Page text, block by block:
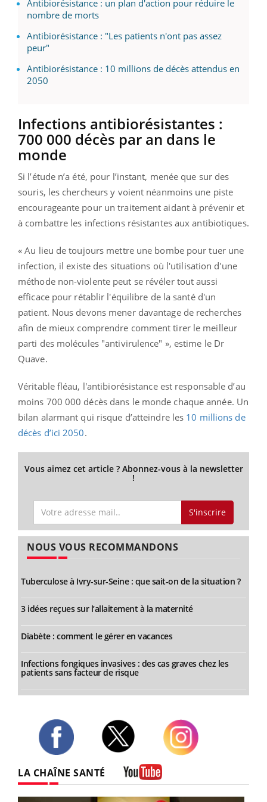
Antibiorésistance : un plan d'action pour réduire le
nombre de morts
Antibiorésistance : "Les patients n'ont pas assez
peur"
Antibiorésistance : 10 millions de décès attendus en
2050
Infections antibiorésistantes :
700 000 décès par an dans le
monde
Si l’étude n’a été, pour l’instant, menée que sur des
souris, les chercheurs y voient néanmoins une piste
encourageante pour un traitement aidant à prévenir et
à combattre les infections résistantes aux antibiotiques.
« Au lieu de toujours mettre une bombe pour tuer une
infection, il existe des situations où l'utilisation d'une
méthode non-violente peut se révéler tout aussi
efficace pour rétablir l'équilibre de la santé d'un
patient. Nous devons mener davantage de recherches
afin de mieux comprendre comment tirer le meilleur
parti des molécules "antivirulence" », estime le Dr
Quave.
Véritable fléau, l'antibiorésistance est responsable d’au
moins 700 000 décès dans le monde chaque année. Un
bilan alarmant qui risque d’atteindre les 10 millions de
décès d’ici 2050.
Vous aimez cet article ? Abonnez-vous à la newsletter
!
S'inscrire
NOUS VOUS RECOMMANDONS
Tuberculose à Ivry-sur-Seine : que sait-on de la situation ?
3 idées reçues sur l’allaitement à la maternité
Diabète : comment le gérer en vacances
Infections fongiques invasives : des cas graves chez les
patients sans facteur de risque
LA CHAÎNE SANTÉ